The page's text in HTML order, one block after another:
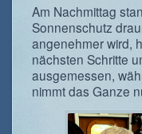
Am Nachmittag
Sonnenschutz
angenehmer wird,
nächsten Schritte
ausgemessen,
nimmt das Ganze